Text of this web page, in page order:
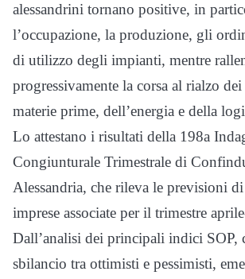
alessandrini tornano positive, in
l’occupazione, la produzione, gli
di utilizzo degli impianti, mentre
progressivamente la corsa al rialzo
materie prime, dell’energia e della
Lo attestano i risultati della 198a
Congiunturale Trimestrale di
Alessandria, che rileva le previsioni
imprese associate per il trimestre
Dall’analisi dei principali indici SOP,
sbilancio tra ottimisti e pessimisti,